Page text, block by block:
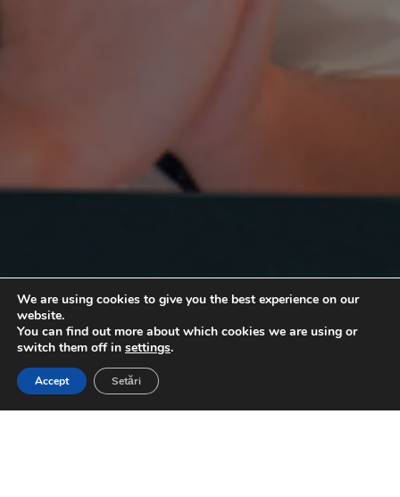
We are using cookies to give you the best experience on our
website.
You can find out more about which cookies we are using or
switch them off in settings.
Accept Setări